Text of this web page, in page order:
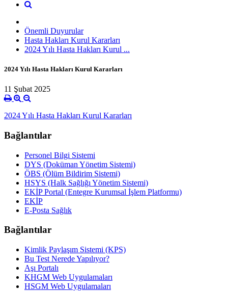
Önemli Duyurular
Hasta Hakları Kurul Kararları
2024 Yılı Hasta Hakları Kurul ...
2024 Yılı Hasta Hakları Kurul Kararları
11 Şubat 2025
2024 Yılı Hasta Hakları Kurul Kararları
Bağlantılar
Personel Bilgi Sistemi
DYS (Doküman Yönetim Sistemi)
ÖBS (Ölüm Bildirim Sistemi)
HSYS (Halk Sağlığı Yönetim Sistemi)
EKİP Portal (Entegre Kurumsal İşlem Platformu)
EKİP
E-Posta Sağlık
Bağlantılar
Kimlik Paylaşım Sistemi (KPS)
Bu Test Nerede Yapılıyor?
Aşı Portalı
KHGM Web Uygulamaları
HSGM Web Uygulamaları